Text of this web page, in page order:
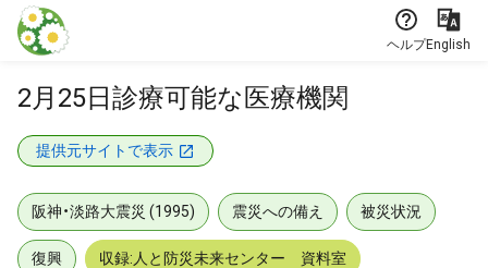
本文に飛ぶ
ヘルプEnglish
2月25日診療可能な医療機関
提供元サイトで表示
阪神・淡路大震災 (1995) 震災への備え 被災状況
復興 収録:人と防災未来センター 資料室